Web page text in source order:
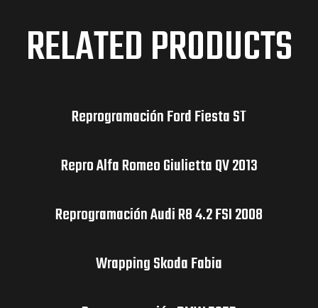
RELATED PRODUCTS
Reprogramación Ford Fiesta ST
Repro Alfa Romeo Giulietta QV 2013
Reprogramación Audi R8 4.2 FSI 2008
Wrapping Skoda Fabia